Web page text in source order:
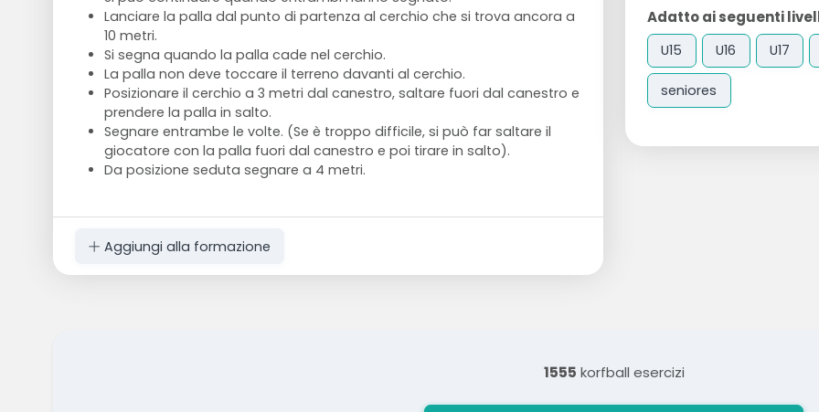
Lanciare la palla dal punto di partenza al cerchio che si trova ancora a
10 metri.
Si segna quando la palla cade nel cerchio.
La palla non deve toccare il terreno davanti al cerchio.
Posizionare il cerchio a 3 metri dal canestro, saltare fuori dal canestro e
prendere la palla in salto.
Segnare entrambe le volte. (Se è troppo difficile, si può far saltare il
giocatore con la palla fuori dal canestro e poi tirare in salto).
Da posizione seduta segnare a 4 metri.
Aggiungi alla formazione
Adatto ai seguenti
U15 U16 U17
seniores
1555 korfball esercizi